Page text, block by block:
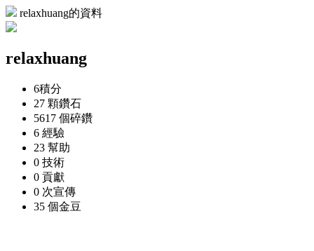
relaxhuang的資料
relaxhuang
6積分
27 顆鑽石
5617 個碎鑽
6 經驗
23 幫助
0 技術
0 貢獻
0 次宣傳
35 個金豆